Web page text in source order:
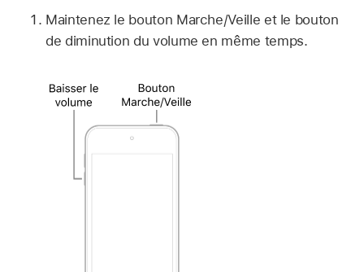
Maintenez le bouton Marche/Veille et le bouton
de diminution du volume en même temps.